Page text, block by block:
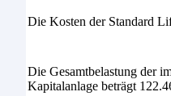
Die Kosten der Standard
Die Gesamtbelastung der
Kapitalanlage beträgt